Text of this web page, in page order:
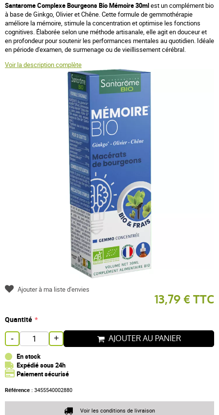
Santarome Complexe Bourgeons Bio Mémoire 30mlest un complément bio
à base de Ginkgo, Olivier et Chêne. Cette formule de gemmothérapie
améliore la mémoire, stimule la concentration et optimise les fonctions
cognitives. Élaborée selon une méthode artisanale, elle agit en douceur et
en profondeur pour soutenir les performances mentales au quotidien. Idéale
en période d'examen, de surmenage ou de vieillissement cérébral.
Voir la description complète
13,79 € TTC
Quantité
- + AJOUTER AU PANIER
En stock
Expédié sous 24h
Paiement sécurisé
Référence : 3455540002880
Ajouter à ma liste d'envies
Voir les conditions de livraison